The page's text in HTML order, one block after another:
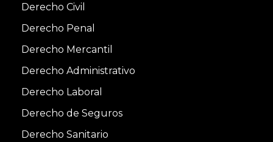
Derecho Civil
Derecho Penal
Derecho Mercantil
Derecho Administrativo
Derecho Laboral
Derecho de Seguros
Derecho Sanitario